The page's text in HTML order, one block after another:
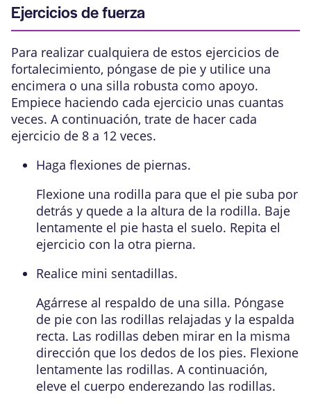
Ejercicios de fuerza
Para realizar cualquiera de estos ejercicios de
fortalecimiento, póngase de pie y utilice una
encimera o una silla robusta como apoyo.
Empiece haciendo cada ejercicio unas cuantas
veces. A continuación, trate de hacer cada
ejercicio de 8 a 12 veces.
Haga flexiones de piernas.
Flexione una rodilla para que el pie suba por
detrás y quede a la altura de la rodilla. Baje
lentamente el pie hasta el suelo. Repita el
ejercicio con la otra pierna.
Realice mini sentadillas.
Agárrese al respaldo de una silla. Póngase
de pie con las rodillas relajadas y la espalda
recta. Las rodillas deben mirar en la misma
dirección que los dedos de los pies. Flexione
lentamente las rodillas. A continuación,
eleve el cuerpo enderezando las rodillas.